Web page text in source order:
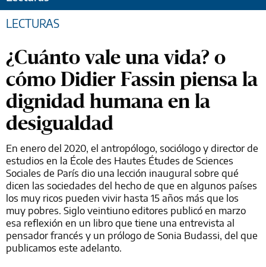
LECTURAS
¿Cuánto vale una vida? o
cómo Didier Fassin piensa la
dignidad humana en la
desigualdad
En enero del 2020, el antropólogo, sociólogo y director de
estudios en la École des Hautes Études de Sciences
Sociales de París dio una lección inaugural sobre qué
dicen las sociedades del hecho de que en algunos países
los muy ricos pueden vivir hasta 15 años más que los
muy pobres. Siglo veintiuno editores publicó en marzo
esa reflexión en un libro que tiene una entrevista al
pensador francés y un prólogo de Sonia Budassi, del que
publicamos este adelanto.